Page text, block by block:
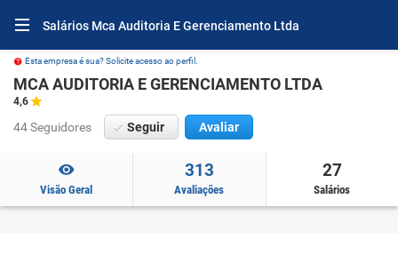
Salários Mca Auditoria E Gerenciamento Ltda
Esta empresa é sua? Solicite acesso ao perfil.
MCA AUDITORIA E GERENCIAMENTO LTDA
4,6
44 Seguidores Seguir Avaliar
Visão Geral
313
Avaliações
27
Salários